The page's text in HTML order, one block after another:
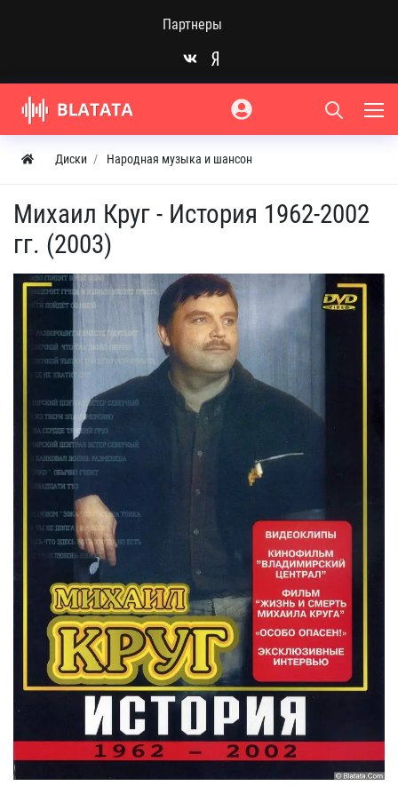
Партнеры
Диски Народная музыка и шансон
Михаил Круг - История 1962-2002
гг. (2003)